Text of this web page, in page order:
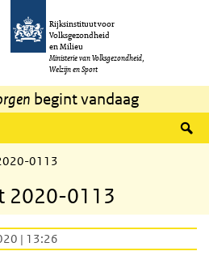
gaan
Rijksinstituut voor
Volksgezondheid
en Milieu
Ministerie van Volksgezondheid,
Welzijn en Sport
begint vandaag
0113
2020-0113
| 13:26